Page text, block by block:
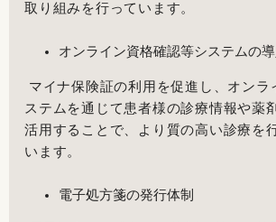
取り組みを行っています。
オンライン資格確認等システムの導
マイナ保険証の利用を促進し、オンラ
ステムを通じて患者様の診療情報や薬
活用することで、より質の高い診療を
います。
電子処方箋の発行体制